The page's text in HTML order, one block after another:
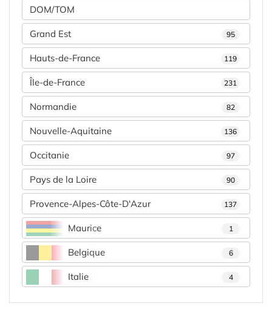
DOM/TOM
Grand Est 95
Hauts-de-France 119
Île-de-France 231
Normandie 82
Nouvelle-Aquitaine 136
Occitanie 97
Pays de la Loire 90
Provence-Alpes-Côte-D'Azur 137
Maurice 1
Belgique 6
Italie 4